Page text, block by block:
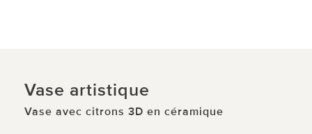
Vase artistique
Vase avec citrons 3D en céramique